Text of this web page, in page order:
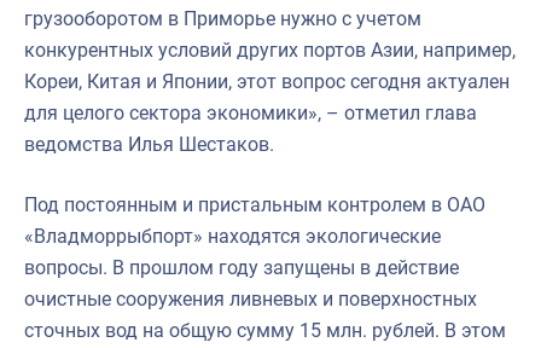
грузооборотом в Приморье нужно с учетом
конкурентных условий других портов Азии, например,
Кореи, Китая и Японии, этот вопрос сегодня актуален
для целого сектора экономики», – отметил глава
ведомства Илья Шестаков.
Под постоянным и пристальным контролем в ОАО
«Владморрыбпорт» находятся экологические
вопросы. В прошлом году запущены в действие
очистные сооружения ливневых и поверхностных
сточных вод на общую сумму 15 млн. рублей. В этом